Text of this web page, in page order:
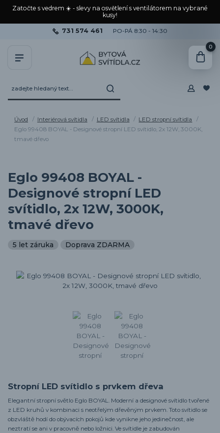
Zatočte s vedrem ☀️ - slevy na osvětlení s ventilátorem na vybrané
kusy!
731 574 461 PO-PÁ 8:30 - 14:30
0
Úvod Interiérová svítidla LED svítidla
LED stropní svítidla
Eglo 99408 BOYAL - Designové stropní LED svítidlo, 2x 12W, 3000K,
tmavé dřevo
Eglo 99408 BOYAL -
Designové stropní LED
svítidlo, 2x 12W, 3000K,
tmavé dřevo
5 let záruka Doprava ZDARMA
Stropní LED svítidlo s prvkem dřeva
Elegantní stropní světlo Eglo BOYAL. Moderní a designové svítidlo tvořené
z LED kruhů v kombinaci s neotřelým dřevěným prvkem. Toto svítidlo se
obzvláště hodí do obývacích pokojů kde vynikne jeho jedinečnost, ale
neztratí se ani v pracovně nebo ložnici. Ve svítidle je zabudován